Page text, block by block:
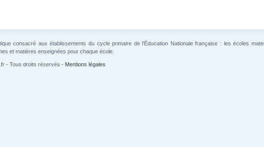
consacré aux établissements du cycle primaire de l'Éducation Nationale française : les écoles
et matières enseignées pour chaque école.
- Tous droits réservés - Mentions légales